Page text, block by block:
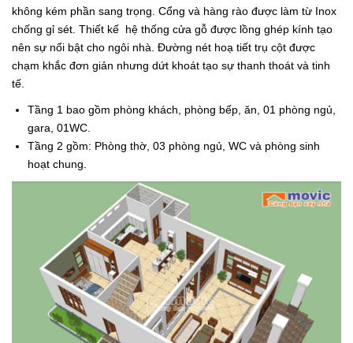
không kém phần sang trọng. Cổng và hàng rào được làm từ Inox
chống gỉ sét. Thiết kế hệ thống cửa gỗ được lồng ghép kính tạo
nên sự nổi bật cho ngôi nhà. Đường nét hoạ tiết trụ cột được
chạm khắc đơn giản nhưng dứt khoát tạo sự thanh thoát và tinh
tế.
Tầng 1 bao gồm phòng khách, phòng bếp, ăn, 01 phòng ngủ,
gara, 01WC.
Tầng 2 gồm: Phòng thờ, 03 phòng ngủ, WC và phòng sinh
hoạt chung.